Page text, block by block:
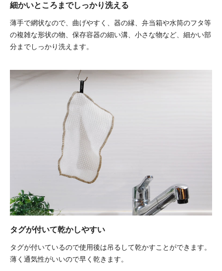
細かいところまでしっかり洗える
薄手で網状なので、曲げやすく、器の縁、弁当箱や水筒のフタ等
の複雑な形状の物、保存容器の細い溝、小さな物など、細かい部
分までしっかり洗えます。
タグが付いて乾かしやすい
タグが付いているので使用後は吊るして乾かすことができます。
薄く通気性がいいので早く乾きます。